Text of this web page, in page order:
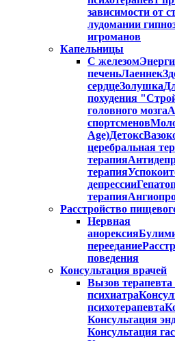
зависимости от
лудомании
игроманов
Капельницы
С железом
печеньЛаеннек
сердцеЗолушка
похудения
головного мозга
спортсменов
Age)Детокс
церебральная
терапия
терапия
депрессии
терапия
Расстройство
Нервная
анорексия
переедание
поведения
Консультация врачей
Вызов
психиатра
психотерапевта
Консультация
Консультация